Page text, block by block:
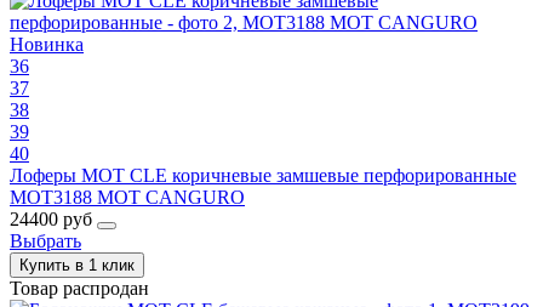
Новинка
36
37
38
39
40
Лоферы MOT CLE коричневые замшевые перфорированные
MOT3188 MOT CANGURO
24400 руб
Выбрать
Купить в 1 клик
Товар распродан